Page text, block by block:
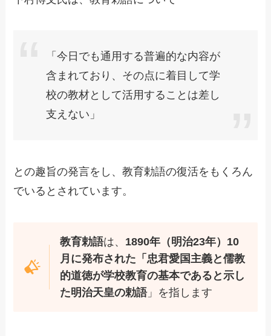
「今日でも通用する普遍的な内容が
含まれており、その点に着目して学
校の教材として活用することは差し
支えない」
との趣旨の発言をし、教育勅語の復活をもくろん
でいるとされています。
教育勅語は、 1890年（明治23年）10
月に発布された「忠君愛国主義と儒教
的道徳が学校教育の基本であると示し
た明治天皇の勅語」を指します